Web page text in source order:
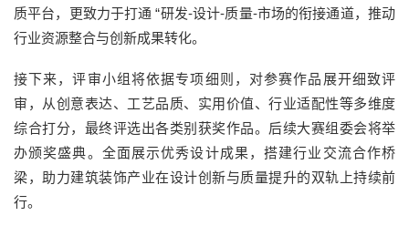
质平台，更致力于打通 “研发-设计-质量-市场的衔接通道，推动
行业资源整合与创新成果转化。
接下来，评审小组将依据专项细则，对参赛作品展开细致评
审，从创意表达、工艺品质、实用价值、行业适配性等多维度
综合打分，最终评选出各类别获奖作品。后续大赛组委会将举
办颁奖盛典。全面展示优秀设计成果，搭建行业交流合作桥
梁，助力建筑装饰产业在设计创新与质量提升的双轨上持续前
行。